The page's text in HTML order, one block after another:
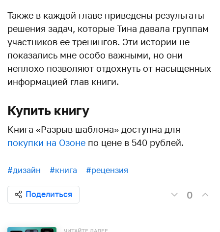
Также в каждой главе приведены результаты
решения задач, которые Тина давала группам
участников ее тренингов. Эти истории не
показались мне особо важными, но они
неплохо позволяют отдохнуть от насыщенных
информацией глав книги.
Купить книгу
Книга «Разрыв шаблона» доступна для
покупки на Озоне по цене в 540 рублей.
#дизайн #книга #рецензия
Поделиться 0